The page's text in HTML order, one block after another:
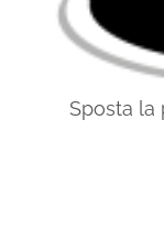
Sposta la